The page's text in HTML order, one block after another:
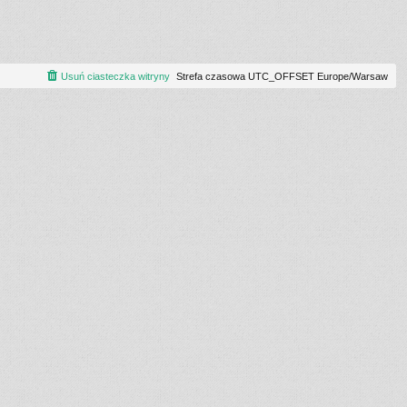
Strefa czasowa UTC_OFFSET Europe/Warsaw
Usuń ciasteczka witryny